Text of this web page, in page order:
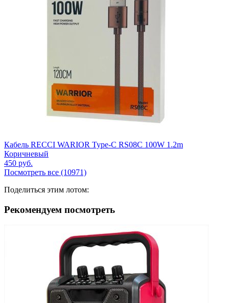
Кабель RECCI WARIOR Type-C RS08C 100W 1.2m
Коричневый
450 руб.
Посмотреть все (10971)
Поделиться этим лотом:
Рекомендуем посмотреть